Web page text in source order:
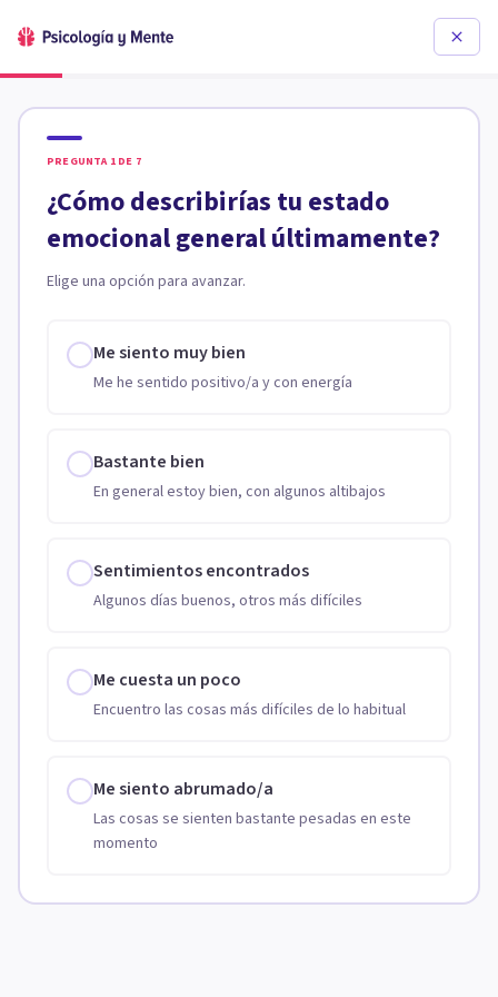
PREGUNTA 1 DE 7
¿Cómo describirías tu estado
emocional general últimamente?
Elige una opción para avanzar.
Me siento muy bien
Me he sentido positivo/a y con energía
Bastante bien
En general estoy bien, con algunos altibajos
Sentimientos encontrados
Algunos días buenos, otros más difíciles
Me cuesta un poco
Encuentro las cosas más difíciles de lo habitual
Me siento abrumado/a
Las cosas se sienten bastante pesadas en este
momento